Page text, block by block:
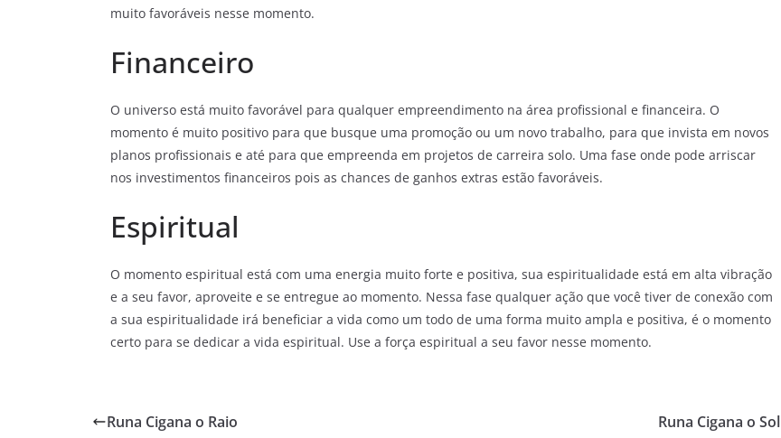
muito favoráveis nesse momento.
Financeiro
O universo está muito favorável para qualquer empreendimento na área profissional e financeira. O
momento é muito positivo para que busque uma promoção ou um novo trabalho, para que invista em novos
planos profissionais e até para que empreenda em projetos de carreira solo. Uma fase onde pode arriscar
nos investimentos financeiros pois as chances de ganhos extras estão favoráveis.
Espiritual
O momento espiritual está com uma energia muito forte e positiva, sua espiritualidade está em alta vibração
e a seu favor, aproveite e se entregue ao momento. Nessa fase qualquer ação que você tiver de conexão com
a sua espiritualidade irá beneficiar a vida como um todo de uma forma muito ampla e positiva, é o momento
certo para se dedicar a vida espiritual. Use a força espiritual a seu favor nesse momento.
Runa Cigana o Raio Runa Cigana o Sol